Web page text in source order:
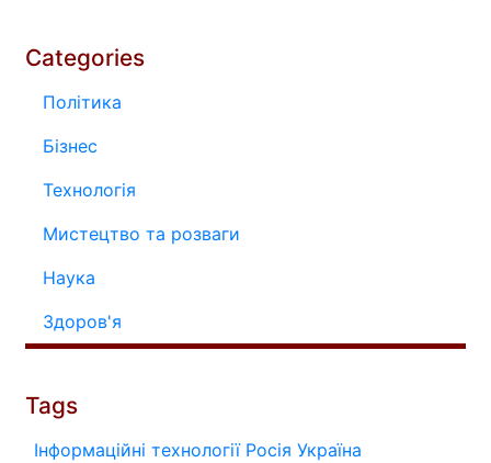
Categories
Політика
Бізнес
Технологія
Мистецтво та розваги
Наука
Здоров'я
Tags
Інформаційні технології Росія Україна